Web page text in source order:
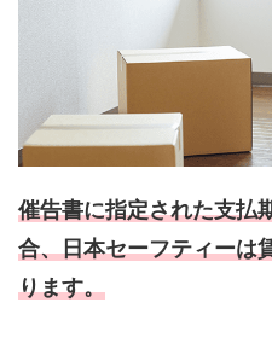
催告書に指定された支払
合、日本セーフティーは
ります。